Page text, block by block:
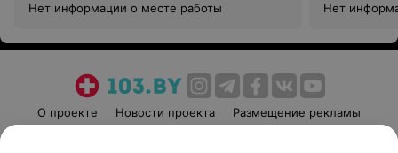
Нет информации о месте работы Нет
О проекте Новости проекта
Размещение рекламы